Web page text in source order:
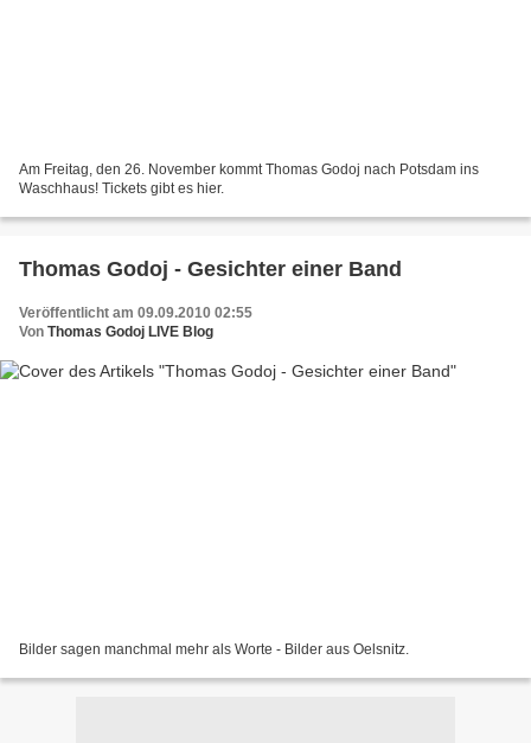
Am Freitag, den 26. November kommt Thomas Godoj nach Potsdam ins
Waschhaus! Tickets gibt es hier.
Thomas Godoj - Gesichter einer Band
Veröffentlicht am 09.09.2010 02:55
Von Thomas Godoj LIVE Blog
Bilder sagen manchmal mehr als Worte - Bilder aus Oelsnitz.